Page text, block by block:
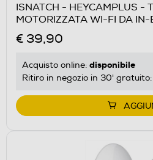
ISNATCH - HEYCAMPLUS -
MOTORIZZATA WI-FI DA
€ 39,90
Acquisto online: disponibile
Ritiro in negozio in 30' gratuito: